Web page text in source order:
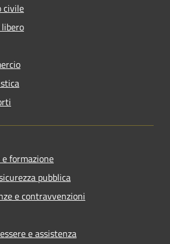
civile
e formazione
pubblica
e contravvenzioni
e assistenza